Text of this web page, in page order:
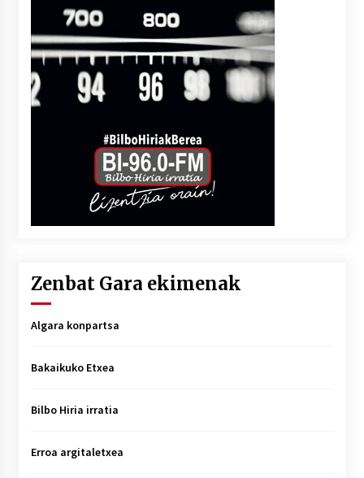
Zenbat Gara ekimenak
Algara konpartsa
Bakaikuko Etxea
Bilbo Hiria irratia
Erroa argitaletxea